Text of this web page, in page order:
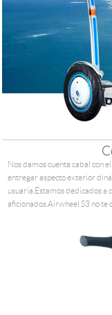
Nos damos cuenta cabal con
entregar aspecto exterior
usuaria.Estamos dedicados a
aficionados.Airwheel S3 no te